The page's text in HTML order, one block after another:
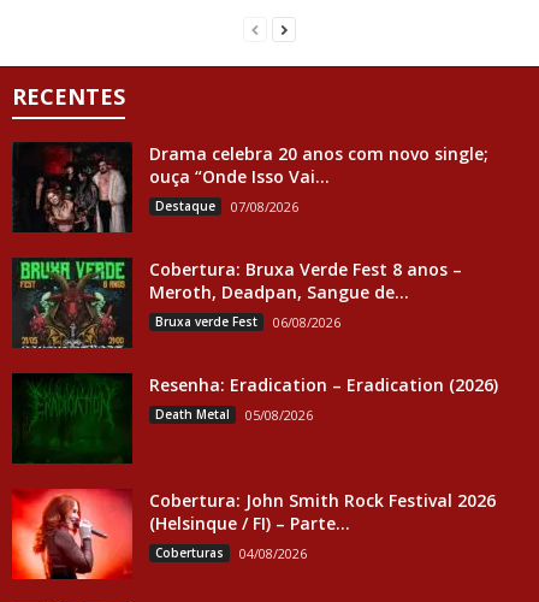
RECENTES
Drama celebra 20 anos com novo single;
ouça “Onde Isso Vai...
Destaque 07/08/2026
Cobertura: Bruxa Verde Fest 8 anos –
Meroth, Deadpan, Sangue de...
Bruxa verde Fest 06/08/2026
Resenha: Eradication – Eradication (2026)
Death Metal 05/08/2026
Cobertura: John Smith Rock Festival 2026
(Helsinque / FI) – Parte...
Coberturas 04/08/2026